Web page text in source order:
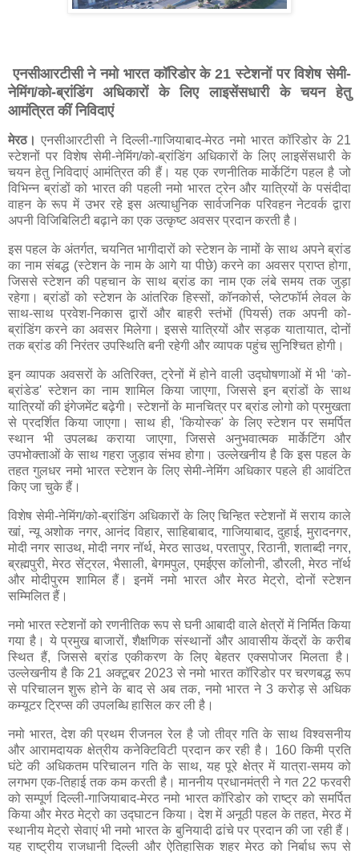
एनसीआरटीसी ने नमो भारत कॉरिडोर के 21 स्टेशनों पर विशेष सेमी-
नेमिंग/को-ब्रांडिंग अधिकारों के लिए लाइसेंसधारी के चयन हेतु
आमंत्रित कीं निविदाएं
मेरठ। एनसीआरटीसी ने दिल्ली-गाजियाबाद-मेरठ नमो भारत कॉरिडोर के 21
स्टेशनों पर विशेष सेमी-नेमिंग/को-ब्रांडिंग अधिकारों के लिए लाइसेंसधारी के
चयन हेतु निविदाएं आमंत्रित की हैं। यह एक रणनीतिक मार्केटिंग पहल है जो
विभिन्न ब्रांडों को भारत की पहली नमो भारत ट्रेन और यात्रियों के पसंदीदा
वाहन के रूप में उभर रहे इस अत्याधुनिक सार्वजनिक परिवहन नेटवर्क द्वारा
अपनी विजिबिलिटी बढ़ाने का एक उत्कृष्ट अवसर प्रदान करती है।
इस पहल के अंतर्गत, चयनित भागीदारों को स्टेशन के नामों के साथ अपने ब्रांड
का नाम संबद्ध (स्टेशन के नाम के आगे या पीछे) करने का अवसर प्राप्त होगा,
जिससे स्टेशन की पहचान के साथ ब्रांड का नाम एक लंबे समय तक जुड़ा
रहेगा। ब्रांडों को स्टेशन के आंतरिक हिस्सों, कॉनकोर्स, प्लेटफॉर्म लेवल के
साथ-साथ प्रवेश-निकास द्वारों और बाहरी स्तंभों (पियर्स) तक अपनी को-
ब्रांडिंग करने का अवसर मिलेगा। इससे यात्रियों और सड़क यातायात, दोनों
तक ब्रांड की निरंतर उपस्थिति बनी रहेगी और व्यापक पहुंच सुनिश्चित होगी।
इन व्यापक अवसरों के अतिरिक्त, ट्रेनों में होने वाली उद्घोषणाओं में भी ‘को-
ब्रांडेड' स्टेशन का नाम शामिल किया जाएगा, जिससे इन ब्रांडों के साथ
यात्रियों की इंगेजमेंट बढ़ेगी। स्टेशनों के मानचित्र पर ब्रांड लोगो को प्रमुखता
से प्रदर्शित किया जाएगा। साथ ही, 'कियोस्क' के लिए स्टेशन पर समर्पित
स्थान भी उपलब्ध कराया जाएगा, जिससे अनुभवात्मक मार्केटिंग और
उपभोक्ताओं के साथ गहरा जुड़ाव संभव होगा। उल्लेखनीय है कि इस पहल के
तहत गुलधर नमो भारत स्टेशन के लिए सेमी-नेमिंग अधिकार पहले ही आवंटित
किए जा चुके हैं।
विशेष सेमी-नेमिंग/को-ब्रांडिंग अधिकारों के लिए चिन्हित स्टेशनों में सराय काले
खां, न्यू अशोक नगर, आनंद विहार, साहिबाबाद, गाजियाबाद, दुहाई, मुरादनगर,
मोदी नगर साउथ, मोदी नगर नॉर्थ, मेरठ साउथ, परतापुर, रिठानी, शताब्दी नगर,
ब्रह्मपुरी, मेरठ सेंट्रल, भैसाली, बेगमपुल, एमईएस कॉलोनी, डौरली, मेरठ नॉर्थ
और मोदीपुरम शामिल हैं। इनमें नमो भारत और मेरठ मेट्रो, दोनों स्टेशन
सम्मिलित हैं।
नमो भारत स्टेशनों को रणनीतिक रूप से घनी आबादी वाले क्षेत्रों में निर्मित किया
गया है। ये प्रमुख बाजारों, शैक्षणिक संस्थानों और आवासीय केंद्रों के करीब
स्थित हैं, जिससे ब्रांड एकीकरण के लिए बेहतर एक्सपोजर मिलता है।
उल्लेखनीय है कि 21 अक्टूबर 2023 से नमो भारत कॉरिडोर पर चरणबद्ध रूप
से परिचालन शुरू होने के बाद से अब तक, नमो भारत ने 3 करोड़ से अधिक
कम्यूटर ट्रिप्स की उपलब्धि हासिल कर ली है।
नमो भारत, देश की प्रथम रीजनल रेल है जो तीव्र गति के साथ विश्वसनीय
और आरामदायक क्षेत्रीय कनेक्टिविटी प्रदान कर रही है। 160 किमी प्रति
घंटे की अधिकतम परिचालन गति के साथ, यह पूरे क्षेत्र में यात्रा-समय को
लगभग एक-तिहाई तक कम करती है। माननीय प्रधानमंत्री ने गत 22 फरवरी
को सम्पूर्ण दिल्ली-गाजियाबाद-मेरठ नमो भारत कॉरिडोर को राष्ट्र को समर्पित
किया और मेरठ मेट्रो का उद्घाटन किया। देश में अनूठी पहल के तहत, मेरठ में
स्थानीय मेट्रो सेवाएं भी नमो भारत के बुनियादी ढांचे पर प्रदान की जा रही हैं।
यह राष्ट्रीय राजधानी दिल्ली और ऐतिहासिक शहर मेरठ को निर्बाध रूप से